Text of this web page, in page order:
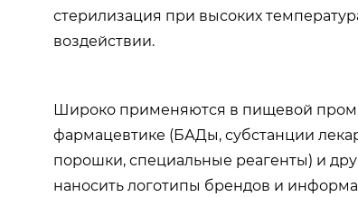
стерилизация при высоких
воздействии.
Широко применяются в пищевой
фармацевтике (БАДы, субстанции
порошки, специальные реагенты) и
наносить логотипы брендов и